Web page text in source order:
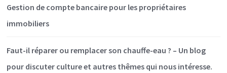
Gestion de compte bancaire pour les propriétaires
immobiliers
Faut-il réparer ou remplacer son chauffe-eau ? – Un blog
pour discuter culture et autres thêmes qui nous intéresse.